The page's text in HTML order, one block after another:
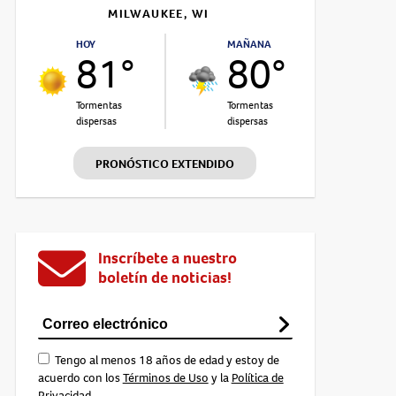
MILWAUKEE, WI
HOY
81°
Tormentas
dispersas
MAÑANA
80°
Tormentas
dispersas
PRONÓSTICO EXTENDIDO
Inscríbete a nuestro
boletín de noticias!
Tengo al menos 18 años de edad y estoy de
acuerdo con losTérminos de Uso y la Política de